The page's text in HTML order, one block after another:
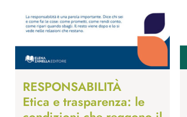
RESPONSABILITÀ
Etica e trasparenza: le